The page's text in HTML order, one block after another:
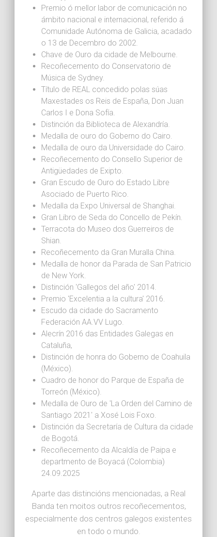
Premio ó mellor labor de comunicación no
ámbito nacional e internacional, referido á
Comunidade Autónoma de Galicia, acadado
o 13 de Decembro do 2002.
Chave de Ouro da cidade de Melbourne.
Recoñecemento do Conservatorio de
Música de Sydney.
Título de REAL concedido polas súas
Maxestades os Reis de España, Don Juan
Carlos I e Dona Sofía.
Distinción da Biblioteca de Alexandría.
Medalla de ouro do Goberno do Cairo.
Medalla de ouro da Universidade do Cairo.
Recoñecemento do Consello Superior de
Antigüedades de Exipto.
Gran Escudo de Ouro do Estado Libre
Asociado de Puerto Rico.
Medalla da Expo Universal de Shanghai.
Gran Libro de Seda do Concello de Pekín.
Terracota do Museo dos Guerreiros de
Shian.
Recoñecemento da Gran Muralla China.
Medalla de honor da Parada de San Patricio
de New York.
Distinción 'Gallegos del año' 2014.
Premio 'Excelentia a la cultura' 2016.
Escudo da cidade do Sacramento
Federación AA.VV Lugo.
Alecrín 2016 das Entidades Galegas en
Cataluña,
Distinción de honra do Goberno de Coahuila
(México).
Cuadro de honor do Parque de España de
Torreón (México).
Medalla de Ouro de 'La Orden del Camino de
Santiago 2021' a Xosé Lois Foxo.
Distinción da Secretaría de Cultura da cidade
de Bogotá.
Recoñecemento da Alcaldía de Paipa e
departmento de Boyacá (Colombia)
24.09.2025
Aparte das distincións mencionadas, a Real
Banda ten moitos outros recoñecementos,
especialmente dos centros galegos existentes
en todo o mundo.